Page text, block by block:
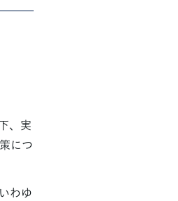
、実
につ
わゆ